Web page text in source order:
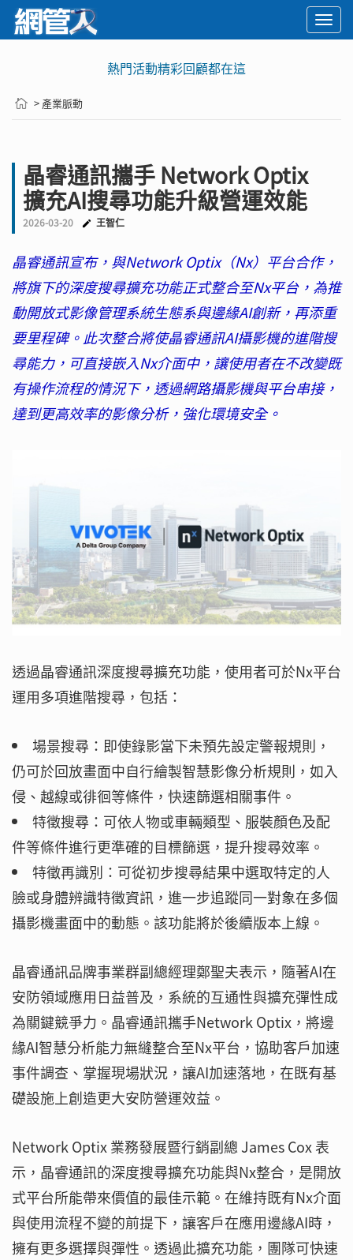
熱門活動精彩回顧都在這
> 產業脈動
晶睿通訊攜手 Network Optix
擴充AI搜尋功能升級營運效能
2026-03-20 王智仁
晶睿通訊宣布，與Network Optix（Nx）平台合作，
將旗下的深度搜尋擴充功能正式整合至Nx平台，為推
動開放式影像管理系統生態系與邊緣AI創新，再添重
要里程碑。此次整合將使晶睿通訊AI攝影機的進階搜
尋能力，可直接嵌入Nx介面中，讓使用者在不改變既
有操作流程的情況下，透過網路攝影機與平台串接，
達到更高效率的影像分析，強化環境安全。
透過晶睿通訊深度搜尋擴充功能，使用者可於Nx平台
運用多項進階搜尋，包括：
場景搜尋：即使錄影當下未預先設定警報規則，
仍可於回放畫面中自行繪製智慧影像分析規則，如入
侵、越線或徘徊等條件，快速篩選相關事件。
特徵搜尋：可依人物或車輛類型、服裝顏色及配
件等條件進行更準確的目標篩選，提升搜尋效率。
特徵再識別：可從初步搜尋結果中選取特定的人
臉或身體辨識特徵資訊，進一步追蹤同一對象在多個
攝影機畫面中的動態。該功能將於後續版本上線。
晶睿通訊品牌事業群副總經理鄭聖夫表示，隨著AI在
安防領域應用日益普及，系統的互通性與擴充彈性成
為關鍵競爭力。晶睿通訊攜手Network Optix，將邊
緣AI智慧分析能力無縫整合至Nx平台，協助客戶加速
事件調查、掌握現場狀況，讓AI加速落地，在既有基
礎設施上創造更大安防營運效益。
Network Optix 業務發展暨行銷副總 James Cox 表
示，晶睿通訊的深度搜尋擴充功能與Nx整合，是開放
式平台所能帶來價值的最佳示範。在維持既有Nx介面
與使用流程不變的前提下，讓客戶在應用邊緣AI時，
擁有更多選擇與彈性。透過此擴充功能，團隊可快速